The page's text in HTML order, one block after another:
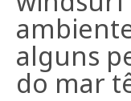
alguns
do mar